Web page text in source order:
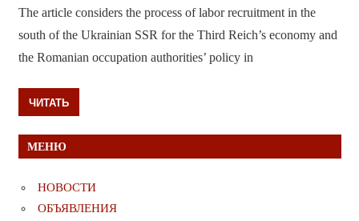
The article considers the process of labor recruitment in the
south of the Ukrainian SSR for the Third Reich’s economy and
the Romanian occupation authorities’ policy in
ЧИТАТЬ
МЕНЮ
НОВОСТИ
ОБЪЯВЛЕНИЯ